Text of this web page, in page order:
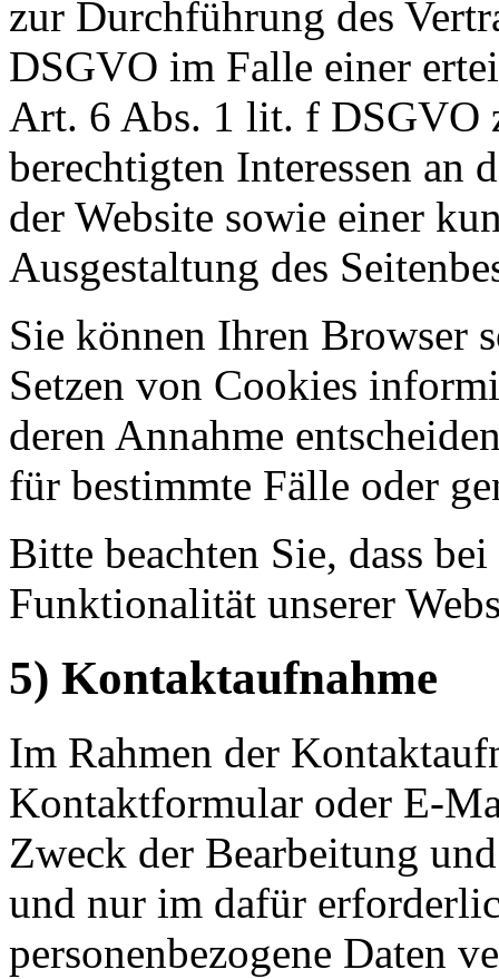
zur Durchführung des
DSGVO im Falle einer
Art. 6 Abs. 1 lit. f DSGVO
berechtigten Interessen an
der Website sowie einer
Ausgestaltung des
Sie können Ihren Browser
Setzen von Cookies
deren Annahme
für bestimmte Fälle oder
Bitte beachten Sie, dass
Funktionalität unserer
5) Kontaktaufnahme
Im Rahmen der
Kontaktformular oder E-
Zweck der Bearbeitung
und nur im dafür
personenbezogene Daten